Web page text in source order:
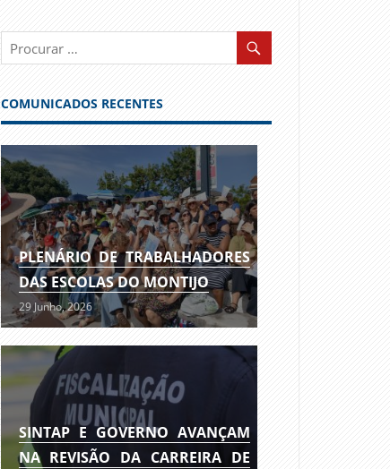
COMUNICADOS RECENTES
PLENÁRIO DE TRABALHADORES
DAS ESCOLAS DO MONTIJO
29 Junho, 2026
SINTAP E GOVERNO AVANÇAM
NA REVISÃO DA CARREIRA DE